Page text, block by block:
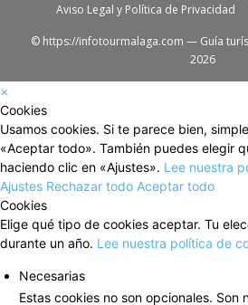
Aviso Legal y Política de Privacidad
© https://infotourmalaga.com — Guía
2026
×
Cookies
Usamos cookies. Si te parece bien,
«Aceptar todo». También puedes elegir
haciendo clic en «Ajustes». Lee nuestra
Ajustes Rechazar todo Aceptar todo
Cookies
Elige qué tipo de cookies aceptar. Tu
durante un año. Lee nuestra política de
Necesarias
Estas cookies no son opcionales. Son